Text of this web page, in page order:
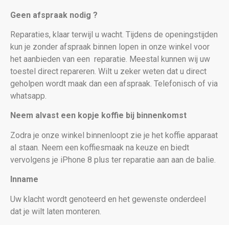
Geen afspraak nodig ?
Reparaties, klaar terwijl u wacht. Tijdens de openingstijden
kun je zonder afspraak binnen lopen in onze winkel voor
het aanbieden van een reparatie. Meestal kunnen wij uw
toestel direct repareren. Wilt u zeker weten dat u direct
geholpen wordt maak dan een afspraak. Telefonisch of via
whatsapp.
Neem alvast een kopje koffie bij binnenkomst
Zodra je onze winkel binnenloopt zie je het koffie apparaat
al staan. Neem een koffiesmaak na keuze en biedt
vervolgens je iPhone 8 plus ter reparatie aan aan de balie.
Inname
Uw klacht wordt genoteerd en het gewenste onderdeel
dat je wilt laten monteren.